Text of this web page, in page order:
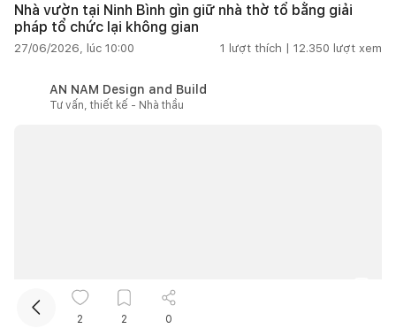
Nhà vườn tại Ninh Bình gìn giữ nhà thờ tổ bằng giải
pháp tổ chức lại không gian
27/06/2026, lúc 10:00 1 lượt thích | 12.350 lượt xem
AN NAM Design and Build
Tư vấn, thiết kế - Nhà thầu
2 2 0